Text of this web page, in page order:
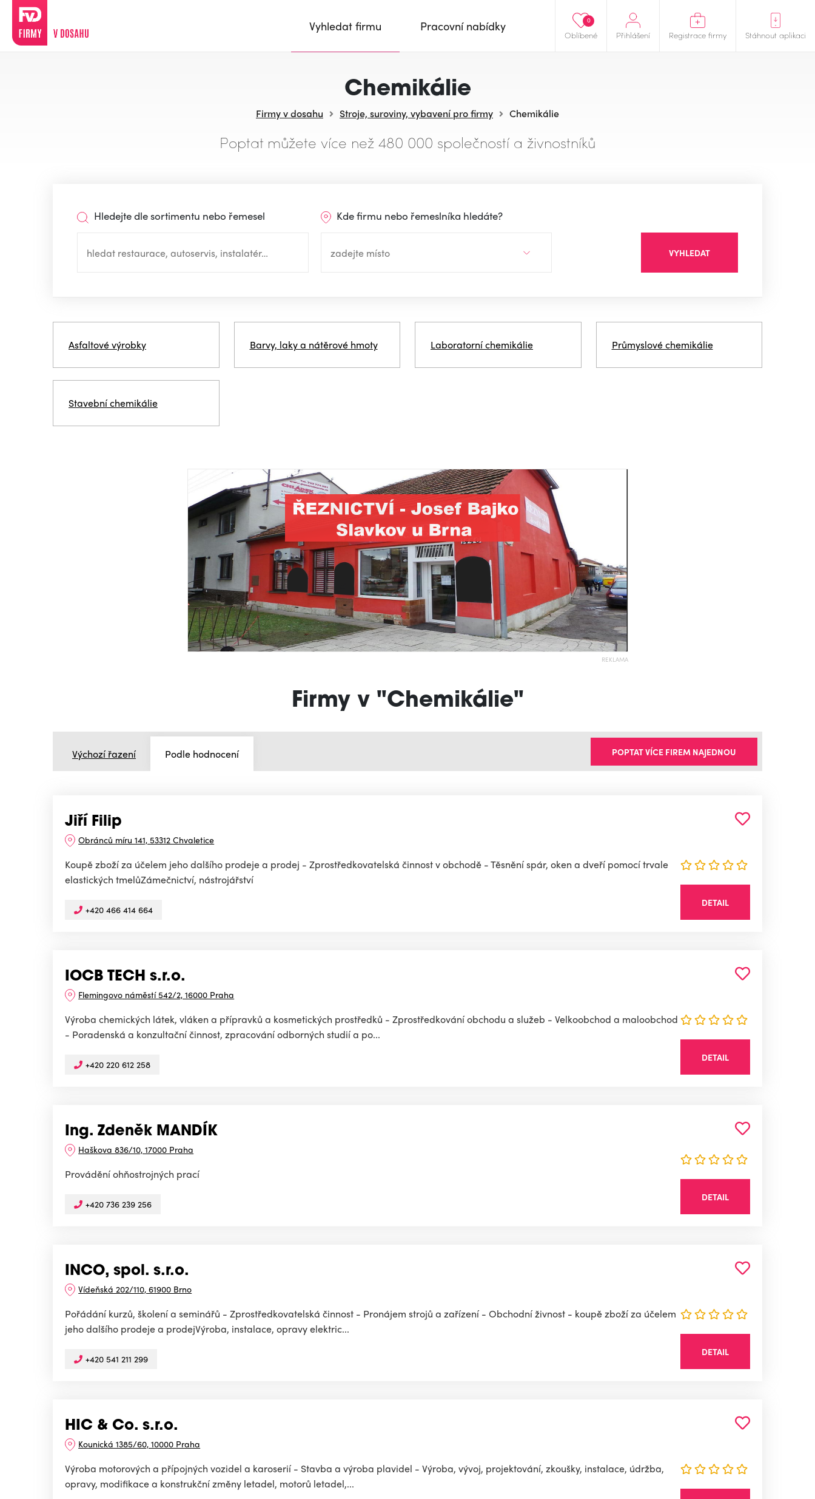
Oblíbené
0
Přihlášení Registrace firmy Stáhnout aplikaci
Vyhledat firmu Pracovní nabídky
Chemikálie
Firmy v dosahu Stroje, suroviny, vybavení pro firmy Chemikálie
Poptat můžete více než 480 000 společností a živnostníků
Hledejte dle sortimentu nebo řemesel Kde firmu nebo řemeslníka hledáte?
VYHLEDAT
Asfaltové výrobky Barvy, laky a nátěrové hmoty Laboratorní chemikálie Průmyslové chemikálie
Stavební chemikálie
REKLAMA
Firmy v "Chemikálie"
Výchozí řazení Podle hodnocení POPTAT VÍCE FIREM NAJEDNOU
Jiří Filip
Obránců míru 141, 53312 Chvaletice
Koupě zboží za účelem jeho dalšího prodeje a prodej - Zprostředkovatelská činnost v obchodě - Těsnění spár, oken a dveří pomocí trvale
elastických tmelůZámečnictví, nástrojářství
+420 466 414 664
DETAIL
IOCB TECH s.r.o.
Flemingovo náměstí 542/2, 16000 Praha
Výroba chemických látek, vláken a přípravků a kosmetických prostředků - Zprostředkování obchodu a služeb - Velkoobchod a maloobchod
- Poradenská a konzultační činnost, zpracování odborných studií a po...
+420 220 612 258
DETAIL
Ing. Zdeněk MANDÍK
Haškova 836/10, 17000 Praha
Provádění ohňostrojných prací
+420 736 239 256
DETAIL
INCO, spol. s.r.o.
Vídeňská 202/110, 61900 Brno
Pořádání kurzů, školení a seminářů - Zprostředkovatelská činnost - Pronájem strojů a zařízení - Obchodní živnost - koupě zboží za účelem
jeho dalšího prodeje a prodejVýroba, instalace, opravy elektric...
+420 541 211 299
DETAIL
HIC & Co. s.r.o.
Kounická 1385/60, 10000 Praha
Výroba motorových a přípojných vozidel a karoserií - Stavba a výroba plavidel - Výroba, vývoj, projektování, zkoušky, instalace, údržba,
opravy, modifikace a konstrukční změny letadel, motorů letadel,...